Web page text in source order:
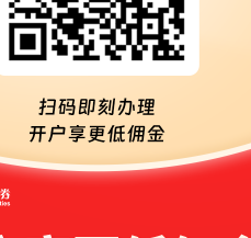
8500万
1584.74%
156.31%
8600万
1171.06%
-44.22%～
144.25%